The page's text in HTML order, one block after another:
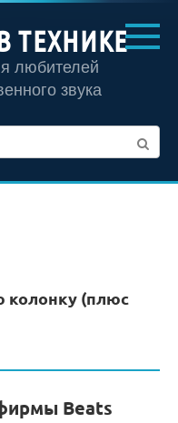
ТЕХНИКЕ
любителей
звука
колонку (плюс
Beats